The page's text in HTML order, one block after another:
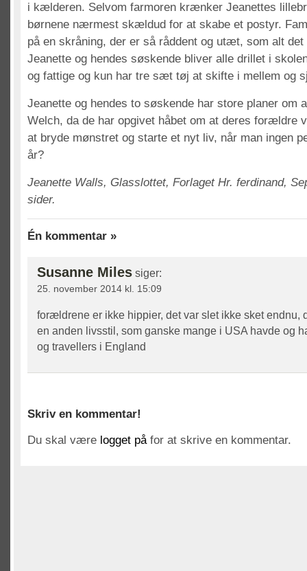
i kælderen. Selvom farmoren krænker Jeanettes
børnene nærmest skældud for at skabe et postyr.
på en skråning, der er så råddent og utæt, som alt det
Jeanette og hendes søskende bliver alle drillet i
og fattige og kun har tre sæt tøj at skifte i mellem og
Jeanette og hendes to søskende har store planer om
Welch, da de har opgivet håbet om at deres forældre
at bryde mønstret og starte et nyt liv, når man ingen
år?
Jeanette Walls, Glasslottet, Forlaget Hr. ferdinand,
sider.
Én kommentar »
Susanne Miles siger:
25. november 2014 kl. 15:09
forældrene er ikke hippier, det var slet ikke sket endnu,
en anden livsstil, som ganske mange i USA havde og
og travellers i England
Skriv en kommentar!
Du skal være logget påfor at skrive en kommentar.